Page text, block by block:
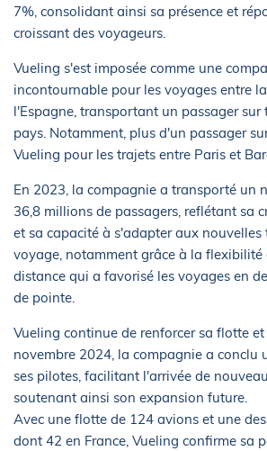
7%, consolidant ainsi sa présence et
croissant des voyageurs.
Vueling s'est imposée comme une
incontournable pour les voyages entre
l'Espagne, transportant un passager sur
pays. Notamment, plus d'un passager
Vueling pour les trajets entre Paris et
En 2023, la compagnie a transporté un
36,8 millions de passagers, reflétant sa
et sa capacité à s'adapter aux nouvelles
voyage, notamment grâce à la
distance qui a favorisé les voyages en
de pointe.
Vueling continue de renforcer sa flotte et
novembre 2024, la compagnie a conclu
ses pilotes, facilitant l'arrivée de
soutenant ainsi son expansion future.
Avec une flotte de 124 avions et une
dont 42 en France, Vueling confirme sa